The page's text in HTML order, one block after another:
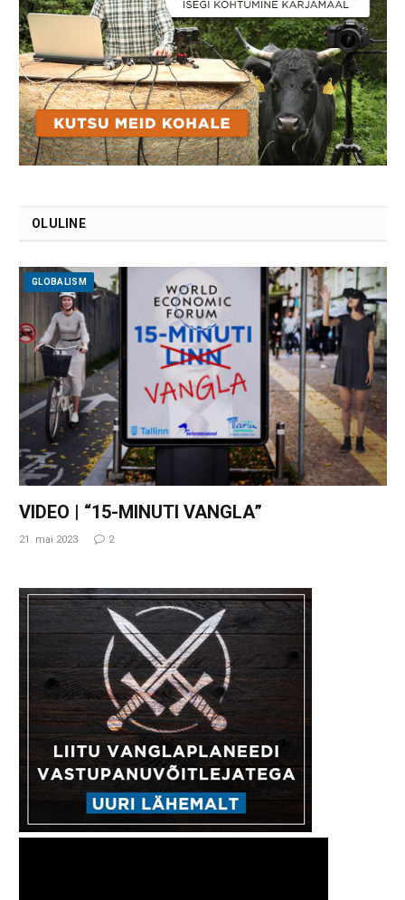
OLULINE
GLOBALISM
VIDEO | “15-MINUTI VANGLA”
21. mai 2023 2